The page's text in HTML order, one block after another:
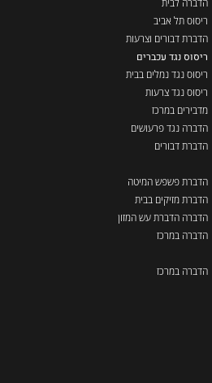
ריסוס תל אביב
הדברת דבורים וצרעות
ריסוס נגד עכברים
ריסוס נגד נמלים בבית
ריסוס נגד צרעות
מדבירים במרכז
הדברה נגד פרעושים
הדברת דבורים
הדברת פשפש המיטה
הדברת מזיקים בבית
הדברה הדברת עש המזון
הדברה במרכז
הדברה במרכז